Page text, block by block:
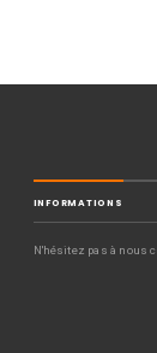
INFORMATIONS
N'hésitez pas à nous